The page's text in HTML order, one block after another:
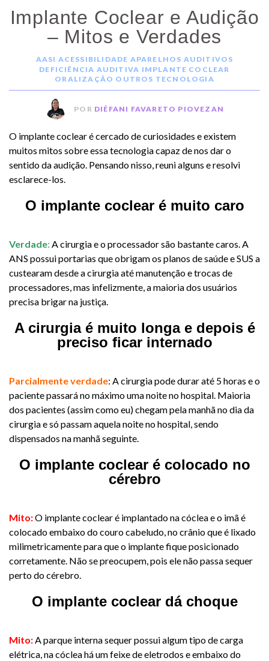
Implante Coclear e Audição
– Mitos e Verdades
AASI ACESSIBILIDADE APARELHOS AUDITIVOS
DEFICIÊNCIA AUDITIVA IMPLANTE COCLEAR
ORALIZAÇÃO OUTROS TECNOLOGIA
POR DIÉFANI FAVARETO PIOVEZAN
O implante coclear é cercado de curiosidades e existem
muitos mitos sobre essa tecnologia capaz de nos dar o
sentido da audição. Pensando nisso, reuni alguns e resolvi
esclarece-los.
O implante coclear é muito caro
Verdade: A cirurgia e o processador são bastante caros. A
ANS possui portarias que obrigam os planos de saúde e SUS a
custearam desde a cirurgia até manutenção e trocas de
processadores, mas infelizmente, a maioria dos usuários
precisa brigar na justiça.
A cirurgia é muito longa e depois é
preciso ficar internado
​Parcialmente verdade: A cirurgia pode durar até 5 horas e o
paciente passará no máximo uma noite no hospital. Maioria
dos pacientes (assim como eu) chegam pela manhã no dia da
cirurgia e só passam aquela noite no hospital, sendo
dispensados na manhã seguinte.
O implante coclear é colocado no
cérebro
​Mito:O implante coclear é implantado na cóclea e o imã é
colocado embaixo do couro cabeludo, no crânio que é lixado
milimetricamente para que o implante fique posicionado
corretamente. Não se preocupem, pois ele não passa sequer
perto do cérebro.
O implante coclear dá choque
​Mito:A parque interna sequer possui algum tipo de carga
elétrica, na cóclea há um feixe de eletrodos e embaixo do